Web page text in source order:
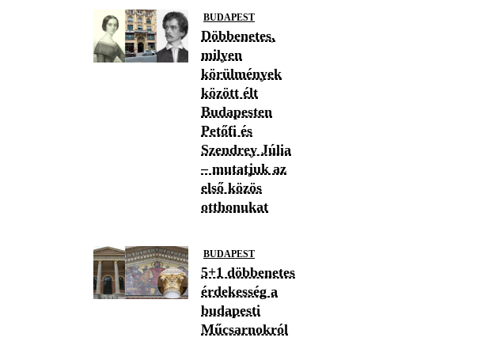
BUDAPEST
Döbbenetes,
milyen
körülmények
között élt
Budapesten
Petőfi és
Szendrey Júlia
– mutatjuk az
első közös
otthonukat
BUDAPEST
5+1 döbbenetes
érdekesség a
budapesti
Műcsarnokról